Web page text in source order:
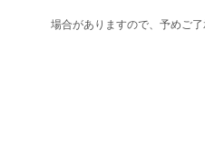
場合がありますので、予めご